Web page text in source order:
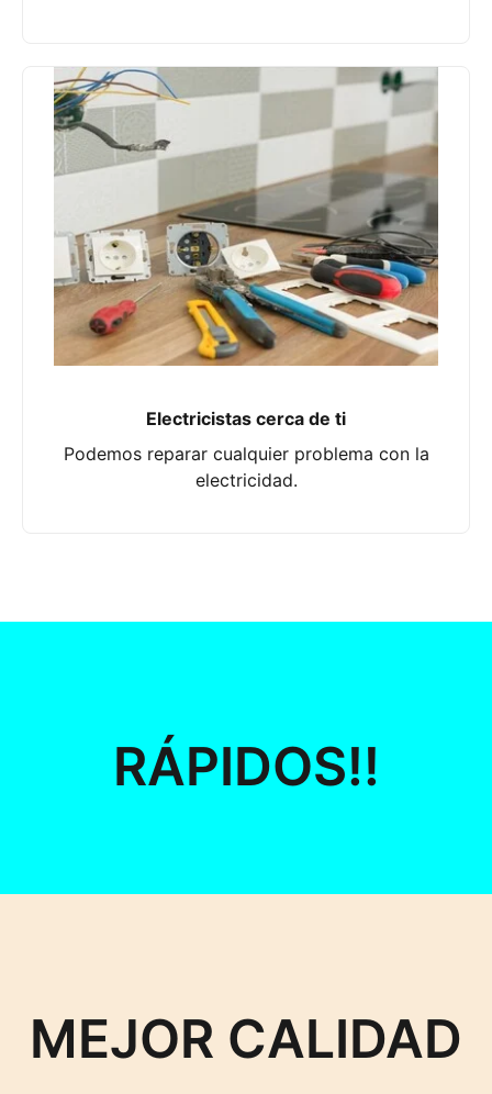
Electricistas cerca de ti
Podemos reparar cualquier problema con la
electricidad.
RÁPIDOS!!
MEJOR CALIDAD